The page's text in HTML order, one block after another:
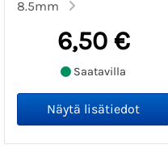
8.5mm
6,50 €
Saatavilla